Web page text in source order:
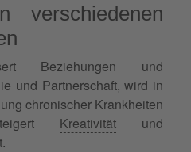
verschiedenen
Beziehungen und
und Partnerschaft, wird in
chronischer Krankheiten
Kreativität und